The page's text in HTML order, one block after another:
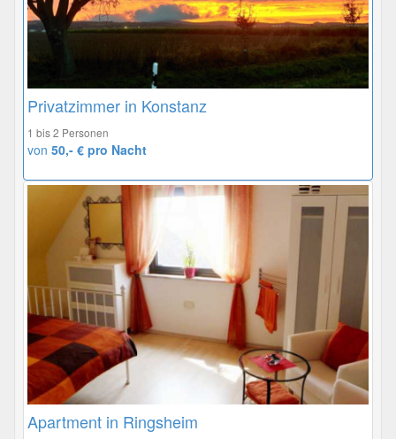
Privatzimmer in Konstanz
1 bis 2 Personen
von 50,- € pro Nacht
Apartment in Ringsheim